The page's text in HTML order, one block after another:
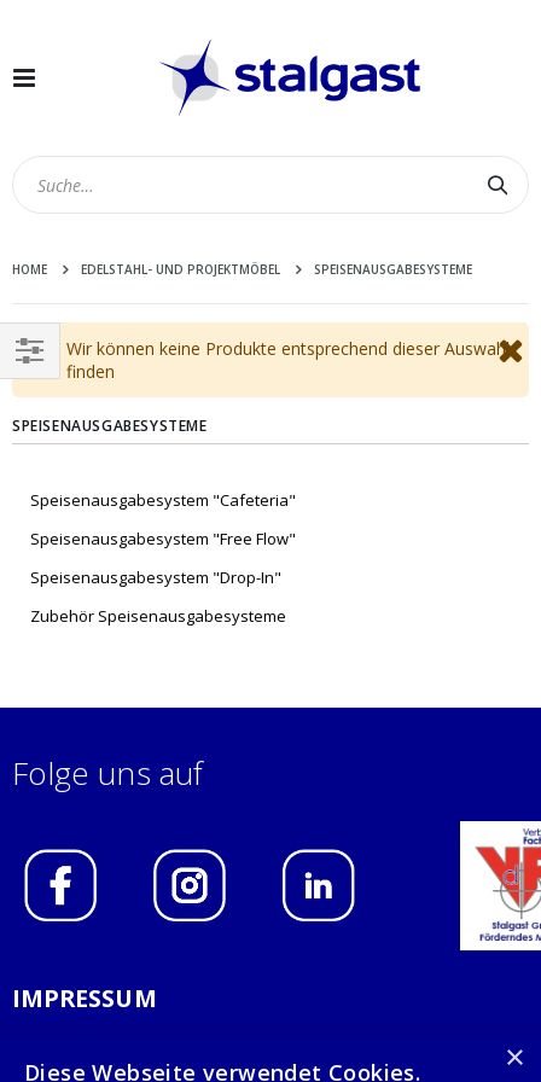
Navigation
HOME EDELSTAHL- UND PROJEKTMÖBEL SPEISENAUSGABESYSTEME
Wir können keine Produkte entsprechend dieser Auswahl
finden
SPEISENAUSGABESYSTEME
Speisenausgabesystem "Cafeteria"
Speisenausgabesystem "Free Flow"
Speisenausgabesystem "Drop-In"
Zubehör Speisenausgabesysteme
EINKAUFEN
NACH
Folge uns auf
IMPRESSUM
×
Diese Webseite verwendet Cookies.